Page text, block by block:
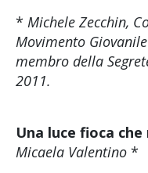
* Michele Zecchin,
Movimento
membro della
2011.
Una luce fioca
Micaela Valentino *